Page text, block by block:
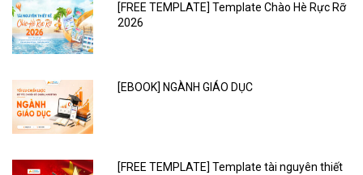
[FREE TEMPLATE] Template Chào Hè Rực Rỡ
2026
[EBOOK] NGÀNH GIÁO DỤC
[FREE TEMPLATE] Template tài nguyên thiết